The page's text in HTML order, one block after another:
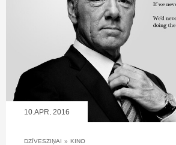
10.APR, 2016
DZĪVESZIŅAI » KINO